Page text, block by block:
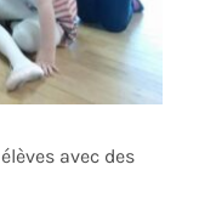
avec des